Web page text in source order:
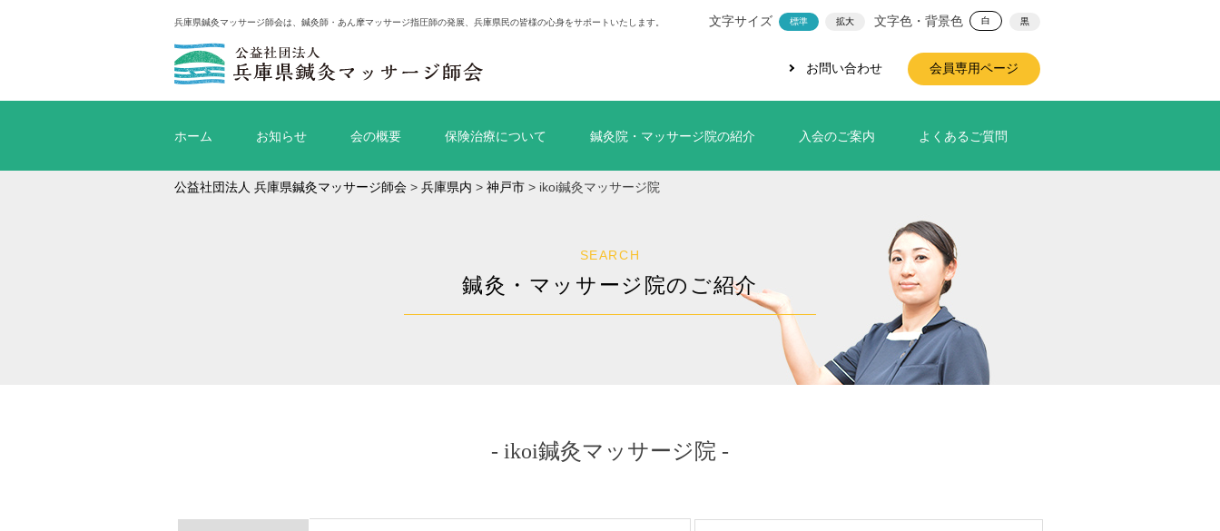
兵庫県鍼灸マッサージ師会は、鍼灸師・あん摩マッサージ指圧師の発展、兵庫県民の皆様の心身をサポートいたします。 文字サイズ 標準 拡大 文字色・背景色 白 黒
お問い合わせ 会員専用ページ
ホーム お知らせ 会の概要 保険治療について 鍼灸院・マッサージ院の紹介 入会のご案内 よくあるご質問
公益社団法人 兵庫県鍼灸マッサージ師会 > 兵庫県内 > 神戸市 > ikoi鍼灸マッサージ院
SEARCH
鍼灸・マッサージ院のご紹介
- ikoi鍼灸マッサージ院 -